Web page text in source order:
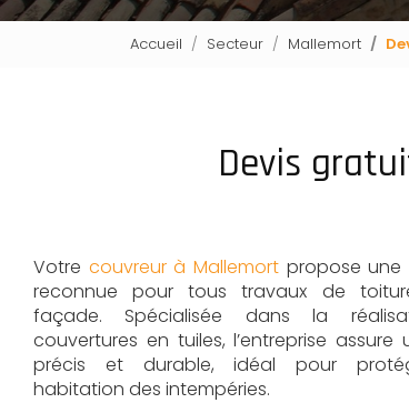
Accueil Secteur Mallemort
Devis
Votre couvreur à Mallemort propose une
reconnue pour tous travaux de
façade. Spécialisée dans la
couvertures en tuiles, l’entreprise assure
précis et durable, idéal pour
habitation des intempéries.